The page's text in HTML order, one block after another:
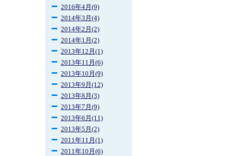
2016年4月(9)
2014年3月(4)
2014年2月(2)
2014年1月(2)
2013年12月(1)
2013年11月(6)
2013年10月(9)
2013年9月(12)
2013年8月(3)
2013年7月(9)
2013年6月(11)
2013年5月(2)
2011年11月(1)
2011年10月(6)